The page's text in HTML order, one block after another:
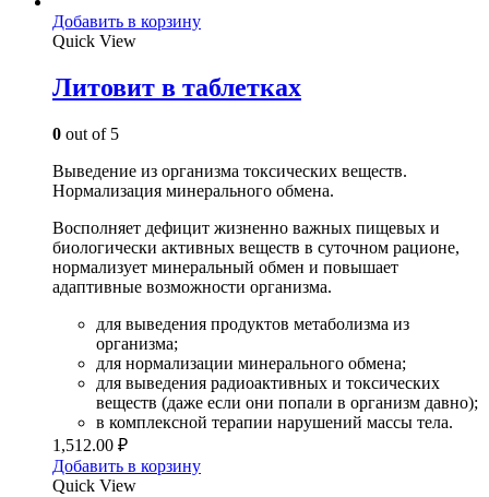
Добавить в корзину
Quick View
Литовит в таблетках
0 out of 5
Выведение из организма токсических веществ.
Нормализация минерального обмена.
Восполняет дефицит жизненно важных пищевых и
биологически активных веществ в суточном рационе,
нормализует минеральный обмен и повышает
адаптивные возможности организма.
для выведения продуктов метаболизма из
организма;
для нормализации минерального обмена;
для выведения радиоактивных и токсических
веществ (даже если они попали в организм давно);
в комплексной терапии нарушений массы тела.
1,512.00 ₽
Добавить в корзину
Quick View